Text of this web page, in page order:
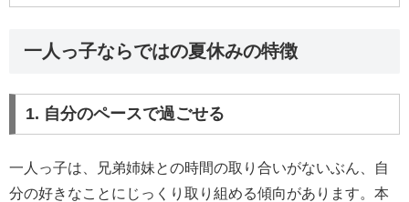
一人っ子ならではの夏休みの特徴
1. 自分のペースで過ごせる
一人っ子は、兄弟姉妹との時間の取り合いがないぶん、自
分の好きなことにじっくり取り組める傾向があります。本